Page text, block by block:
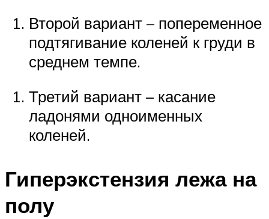
Второй вариант – попеременное
подтягивание коленей к груди в
среднем темпе.
Третий вариант – касание
ладонями одноименных
коленей.
Гиперэкстензия лежа на
полу